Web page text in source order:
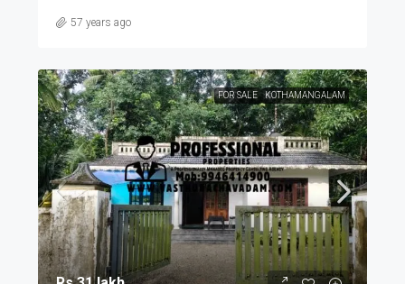
57 years ago
FOR SALE KOTHAMANGALAM